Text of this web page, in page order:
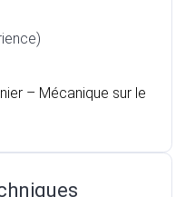
– Mécanique sur le